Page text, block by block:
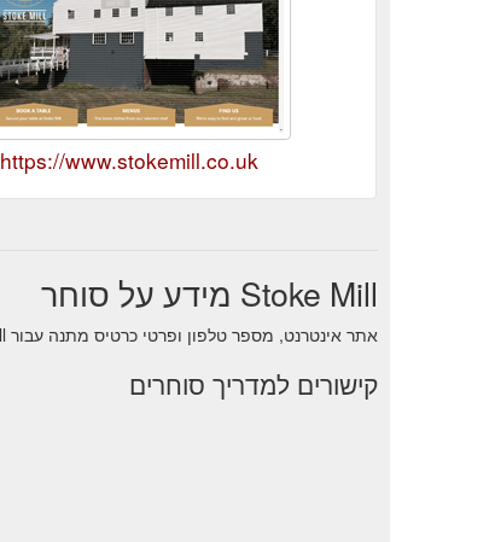
https://www.stokemill.co.uk
Stoke Mill מידע על סוחר
אתר אינטרנט, מספר טלפון ופרטי כרטיס מתנה עבור Stoke Mill.
קישורים למדריך סוחרים